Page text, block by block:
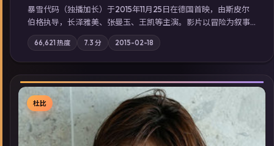
暴雪代码（独播加长）于2015年11月25日在德国首映，由斯皮尔
伯格执导，长泽雅美、张曼玉、王凯等主演。影片以冒险为叙事
主轴，亲情与职责必须在倒计时结束前做出抉择；摄影与配乐强
化地域气质；站内亦可通过「国产免费观看高清电视剧在线看」
延展检索同类型高分佳作，畅享高清在线追剧体验。
66,621 热度 7.3 分 2015-02-18
杜比